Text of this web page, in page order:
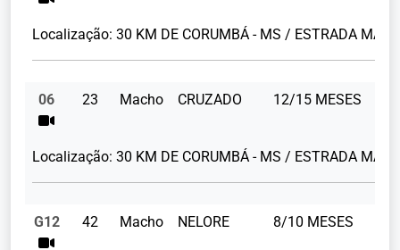
Localização: 30 KM DE CORUMBÁ - MS / ESTRADA
06 23 Macho CRUZADO 12/15 MESES
Localização: 30 KM DE CORUMBÁ - MS / ESTRADA
G12 42 Macho NELORE 8/10 MESES